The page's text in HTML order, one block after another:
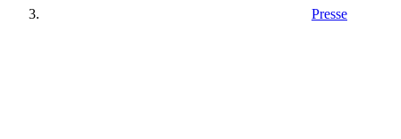
Presse